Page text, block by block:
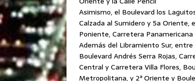
Asimismo, el Boulevard los
Calzada al Sumidero y 5a Oriente,
Poniente, Carretera
Además del Libramiento Sur,
Boulevard Andrés Serra Rojas,
Central y Carretera Villa Flores,
Metropolitana, y 2ª Oriente y